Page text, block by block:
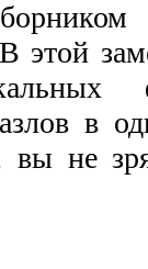
этой
в
вы не